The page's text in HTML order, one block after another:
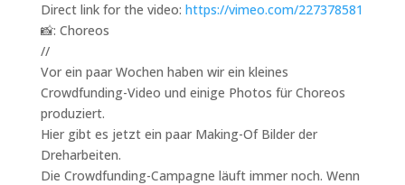
Direct link for the video: https://vimeo.com/227378581
📸: Choreos
//
Vor ein paar Wochen haben wir ein kleines
Crowdfunding-Video und einige Photos für Choreos
produziert.
Hier gibt es jetzt ein paar Making-Of Bilder der
Dreharbeiten.
Die Crowdfunding-Campagne läuft immer noch. Wenn